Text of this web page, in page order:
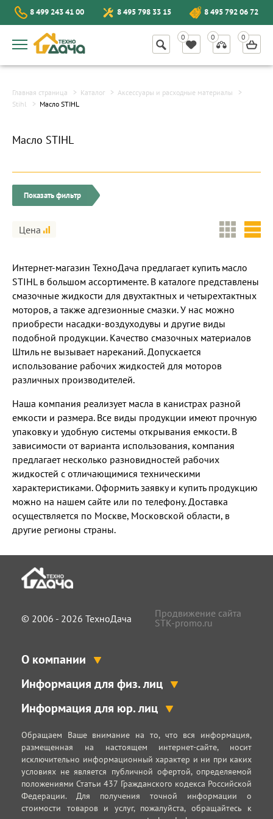
8 499 243 41 00 8 495 798 33 15 8 495 792 06 72
Главная страница Каталог
Аксессуары и расходные материалы
Stihl
Масло STIHL
Масло STIHL
Показать фильтр
Цена
Интернет-магазин ТехноДача предлагает купить масло
STIHL в большом ассортименте. В каталоге представлены
смазочные жидкости для двухтактных и четырехтактных
моторов, а также адгезионные смазки. У нас можно
приобрести насадки-воздуходувы и другие виды
подобной продукции. Качество смазочных материалов
Штиль не вызывает нареканий. Допускается
использование рабочих жидкостей для моторов
различных производителей.
Наша компания реализует масла в канистрах разной
емкости и размера. Все виды продукции имеют прочную
упаковку и удобную системы открывания емкости. В
зависимости от варианта использования, компания
предлагает несколько разновидностей рабочих
жидкостей с отличающимися техническими
характеристиками. Оформить заявку и купить продукцию
можно на нашем сайте или по телефону. Доставка
осуществляется по Москве, Московской области, в
другие регионы страны.
© 2006 - 2026 ТехноДача
Продвижение сайта
STK-promo.ru
О компании
Информация для физ. лиц
Информация для юр. лиц
Обращаем Ваше внимание на то, что вся информация,
размещенная на настоящем интернет-сайте, носит
исключительно информационный характер и ни при каких
условиях не является публичной офертой, определяемой
положениями Статьи 437 Гражданского кодекса Российской
Федерации. Для получения точной информации о
стоимости товаров и услуг, пожалуйста, обращайтесь к